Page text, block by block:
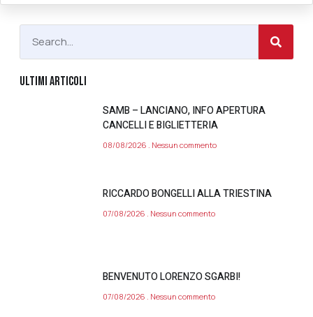
ULTIMI ARTICOLI
SAMB – LANCIANO, INFO APERTURA
CANCELLI E BIGLIETTERIA
08/08/2026 Nessun commento
RICCARDO BONGELLI ALLA TRIESTINA
07/08/2026 Nessun commento
BENVENUTO LORENZO SGARBI!
07/08/2026 Nessun commento